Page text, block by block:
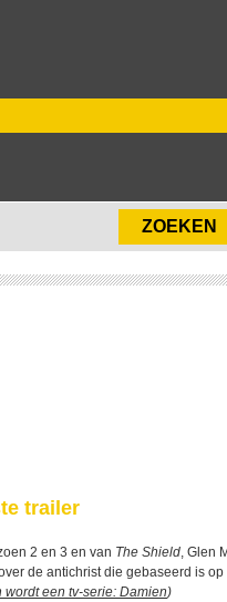
trailer
2 en 3 en van The Shield, Glen
de antichrist die gebaseerd is op
wordt een tv-serie: Damien)